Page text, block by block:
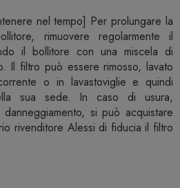
nel tempo] Per prolungare la
rimuovere regolarmente il
il bollitore con una miscela di
Il filtro può essere rimosso, lavato
o in lavastoviglie e quindi
sua sede. In caso di usura,
danneggiamento, si può acquistare
rivenditore Alessi di fiducia il filtro